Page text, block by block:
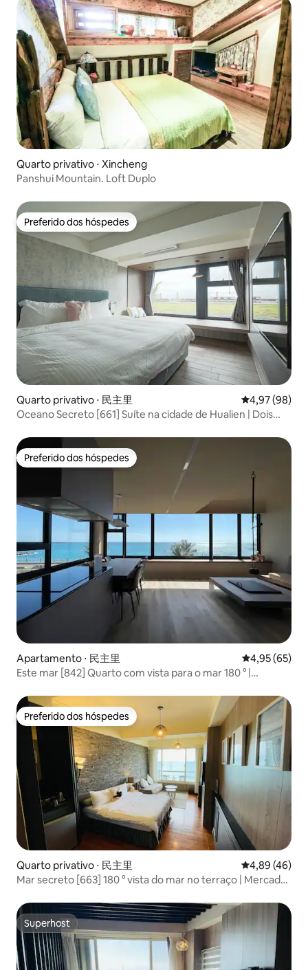
Quarto privativo ⋅ Xincheng
Panshui Mountain. Loft Duplo
Preferido dos hóspedes
Preferido dos hóspedes
Quarto privativo ⋅ 民主里 4,97 de uma
4,97 (98)
Oceano Secreto [661] Suíte na cidade de Hualien | Dois
Estacionamento exclusivo
Preferido dos hóspedes
Preferido dos hóspedes
Apartamento ⋅ 民主里 4,95 de uma
4,95 (65)
Este mar [842] Quarto com vista para o mar 180 ° |
| Banheiro privativo, cozinha | Estacionamento exclusivo
Preferido dos hóspedes
Preferido dos hóspedes
Quarto privativo ⋅ 民主里 4,89 de uma
4,89 (46)
Mar secreto [663] 180 ° vista do mar no terraço | Mercado
Estacionamento exclusivo
Superhost
Superhost